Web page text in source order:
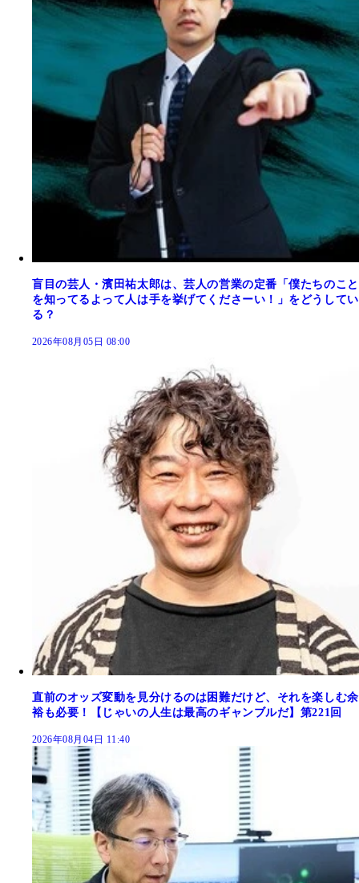
盲目の芸人・濱田祐太郎は、芸人の営業の定番「僕たちのこと
を知ってるよって人は手を挙げてくださーい！」をどうしてい
る？
2026年08月05日 08:00
直前のオッズ変動を見分けるのは困難だけど、それを楽しむ余
裕も必要！【じゃいの人生は最高のギャンブルだ】第221回
2026年08月04日 11:40